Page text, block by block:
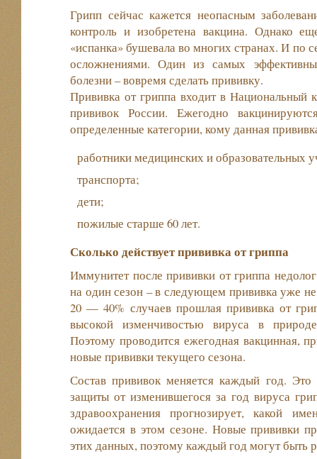
Грипп сейчас кажется неопасным
контроль и изобретена вакцина. Однако
«испанка» бушевала во многих странах. И по
осложнениями. Один из самых
болезни – вовремя сделать прививку.
Прививка от гриппа входит в Национальный
прививок России. Ежегодно
определенные категории, кому данная
работники медицинских и образовательных
транспорта;
дети;
пожилые старше 60 лет.
Сколько действует прививка от гриппа
Иммунитет после прививки от гриппа
на один сезон – в следующем прививка уже
20 — 40% случаев прошлая прививка от
высокой изменчивостью вируса в
Поэтому проводится ежегодная вакцинная,
новые прививки текущего сезона.
Состав прививок меняется каждый год. Это
защиты от изменившегося за год вируса
здравоохранения прогнозирует, какой
ожидается в этом сезоне. Новые прививки
этих данных, поэтому каждый год могут быть